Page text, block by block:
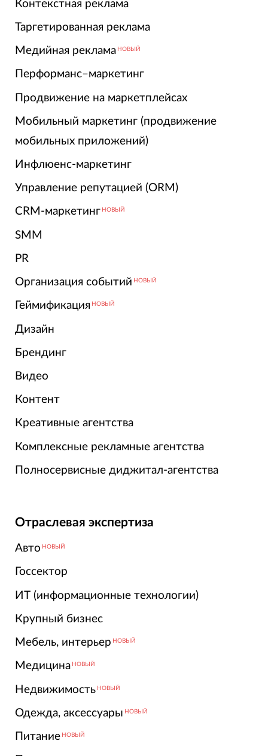
Контекстная реклама
Таргетированная реклама
Медийная реклама НОВЫЙ
Перформанс–маркетинг
Продвижение на маркетплейсах
Мобильный маркетинг (продвижение
мобильных приложений)
Инфлюенс-маркетинг
Управление репутацией (ORM)
CRM-маркетинг НОВЫЙ
SMM
PR
Организация событий НОВЫЙ
Геймификация НОВЫЙ
Дизайн
Брендинг
Видео
Контент
Креативные агентства
Комплексные рекламные агентства
Полносервисные диджитал-агентства
Отраслевая экспертиза
Авто НОВЫЙ
Госсектор
ИТ (информационные технологии)
Крупный бизнес
Мебель, интерьер НОВЫЙ
Медицина НОВЫЙ
Недвижимость НОВЫЙ
Одежда, аксессуары НОВЫЙ
Питание НОВЫЙ